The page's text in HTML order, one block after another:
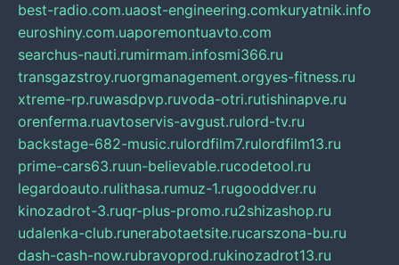
best-radio.com.uaost-engineering.comkuryatnik.info
euroshiny.com.uaporemontuavto.com
searchus-nauti.rumirmam.infosmi366.ru
transgazstroy.ruorgmanagement.orgyes-fitness.ru
xtreme-rp.ruwasdpvp.ruvoda-otri.rutishinapve.ru
orenferma.ruavtoservis-avgust.rulord-tv.ru
backstage-682-music.rulordfilm7.rulordfilm13.ru
prime-cars63.ruun-believable.rucodetool.ru
legardoauto.rulithasa.rumuz-1.rugooddver.ru
kinozadrot-3.ruqr-plus-promo.ru2shizashop.ru
udalenka-club.runerabotaetsite.rucarszona-bu.ru
dash-cash-now.rubravoprod.rukinozadrot13.ru